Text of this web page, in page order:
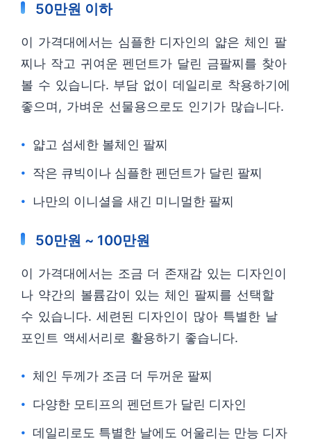
50만원 이하
이 가격대에서는 심플한 디자인의 얇은 체인 팔
찌나 작고 귀여운 펜던트가 달린 금팔찌를 찾아
볼 수 있습니다. 부담 없이 데일리로 착용하기에
좋으며, 가벼운 선물용으로도 인기가 많습니다.
얇고 섬세한 볼체인 팔찌
작은 큐빅이나 심플한 펜던트가 달린 팔찌
나만의 이니셜을 새긴 미니멀한 팔찌
50만원 ~ 100만원
이 가격대에서는 조금 더 존재감 있는 디자인이
나 약간의 볼륨감이 있는 체인 팔찌를 선택할
수 있습니다. 세련된 디자인이 많아 특별한 날
포인트 액세서리로 활용하기 좋습니다.
체인 두께가 조금 더 두꺼운 팔찌
다양한 모티프의 펜던트가 달린 디자인
데일리로도 특별한 날에도 어울리는 만능 디자